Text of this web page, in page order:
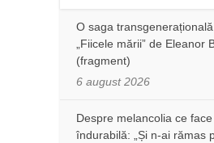
O saga
„Fiicele mării” de Eleanor
(fragment)
6 august 2026
Despre melancolia ce
îndurabilă: „Și n-ai rămas